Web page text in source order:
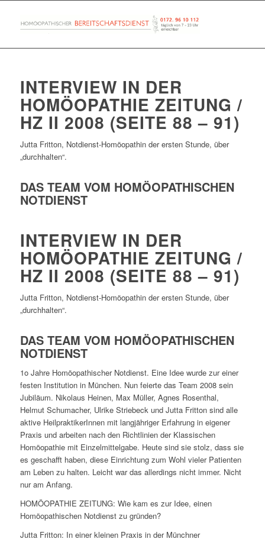
INTERVIEW IN DER
HOMÖOPATHIE ZEITUNG /
HZ II 2008 (SEITE 88 – 91)
Jutta Fritton, Notdienst-Homöopathin der ersten Stunde, über
„durchhalten“.
DAS TEAM VOM HOMÖOPATHISCHEN
NOTDIENST
INTERVIEW IN DER
HOMÖOPATHIE ZEITUNG /
HZ II 2008 (SEITE 88 – 91)
Jutta Fritton, Notdienst-Homöopathin der ersten Stunde, über
„durchhalten“.
DAS TEAM VOM HOMÖOPATHISCHEN
NOTDIENST
1o Jahre Homöopathischer Notdienst. Eine Idee wurde zur einer
festen Institution in München. Nun feierte das Team 2008 sein
Jubiläum. Nikolaus Heinen, Max Müller, Agnes Rosenthal,
Helmut Schumacher, Ulrike Striebeck und Jutta Fritton sind alle
aktive HeilpraktikerInnen mit langjähriger Erfahrung in eigener
Praxis und arbeiten nach den Richtlinien der Klassischen
Homöopathie mit Einzelmittelgabe. Heute sind sie stolz, dass sie
es geschafft haben, diese Einrichtung zum Wohl vieler Patienten
am Leben zu halten. Leicht war das allerdings nicht immer. Nicht
nur am Anfang.
HOMÖOPATHIE ZEITUNG: Wie kam es zur Idee, einen
Homöopathischen Notdienst zu gründen?
Jutta Fritton: In einer kleinen Praxis in der Münchner